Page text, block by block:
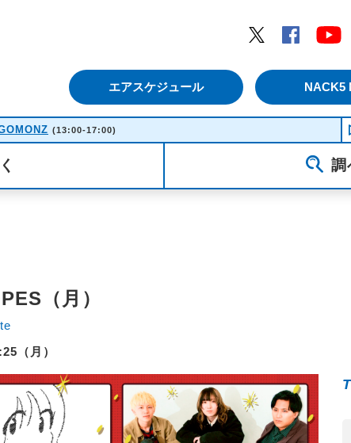
Twitter
Facebook
エアスケジュール NACK5
(13:00-17:00)
調
（月）
（月）